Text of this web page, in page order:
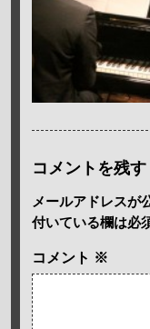
コメントを残す
メールアドレスが
付いている欄は必
コメント ※